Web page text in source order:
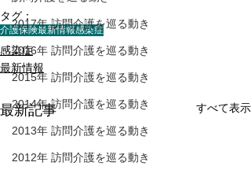
2017年 訪問介護を巡る動き
2016年 訪問介護を巡る動き
2015年 訪問介護を巡る動き
2014年 訪問介護を巡る動き
2013年 訪問介護を巡る動き
2012年 訪問介護を巡る動き
タグ：
介護保険最新情報感染症
感染症
最新情報
最新記事 すべて表示